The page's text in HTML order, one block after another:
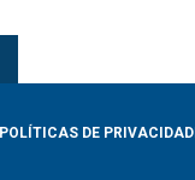
POLÍTICAS DE PRIVACIDAD